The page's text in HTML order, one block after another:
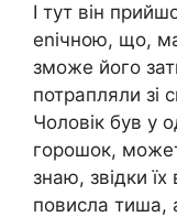
І тут він
еnічною, що,
зможе його
потрапляли зі
Чоловік був у
горошок,
знаю, звідки
повисла тиша,